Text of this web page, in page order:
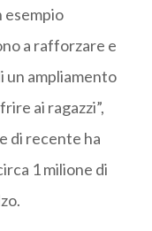
esempio
a rafforzare e
un ampliamento
ai ragazzi”,
di recente ha
1 milione di